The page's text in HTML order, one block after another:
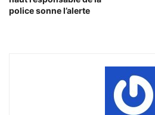
police sonne l’alerte